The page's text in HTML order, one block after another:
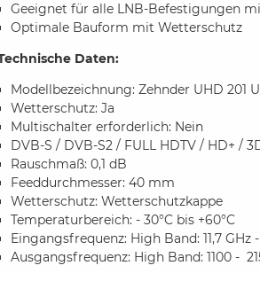
Geeignet für alle LNB-Befestigungen
Optimale Bauform mit Wetterschutz
Daten:
Modellbezeichnung: Zehnder UHD 201
Wetterschutz: Ja
Multischalter erforderlich: Nein
DVB-S / DVB-S2 / FULL HDTV / HD+ /
Rauschmaß: 0,1 dB
Feeddurchmesser: 40 mm
Wetterschutz: Wetterschutzkappe
Temperaturbereich: - 30°C bis +60°C
Eingangsfrequenz: High Band: 11,7 GHz -
Ausgangsfrequenz: High Band: 1100 -